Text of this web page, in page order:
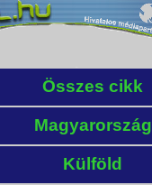
Összes cikk
Magyarország
Külföld